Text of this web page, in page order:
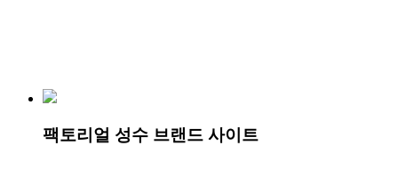
팩토리얼 성수 브랜드 사이트